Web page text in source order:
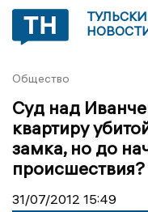
Общество
Суд над
квартиру
замка, но до
происшествия?
31/07/2012 15:49